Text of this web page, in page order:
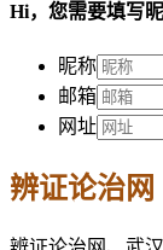
Hi，您需要填写昵
昵称
邮箱
网址
辨证论治网